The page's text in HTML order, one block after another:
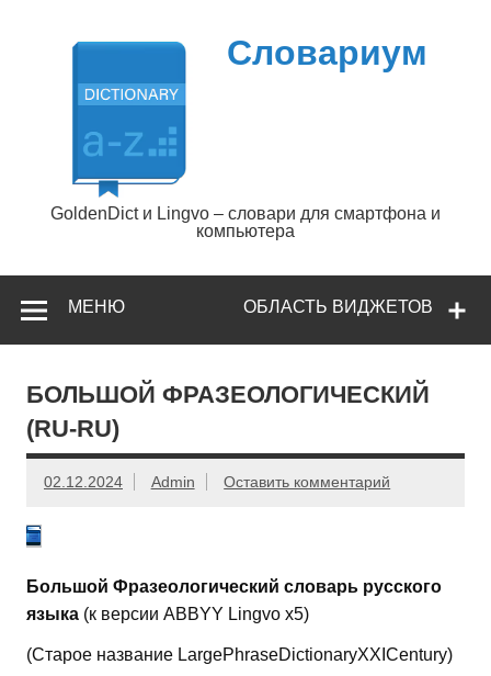
содержимому
Словариум
GoldenDict и Lingvo – словари для смартфона и
компьютера
ОБЛАСТЬ ВИДЖЕТОВ
МЕНЮ
БОЛЬШОЙ ФРАЗЕОЛОГИЧЕСКИЙ
(RU-RU)
02.12.2024 Admin Оставить комментарий
Большой Фразеологический словарь русского
языка (к версии ABBYY Lingvo x5)
(Старое название LargePhraseDictionaryXXICentury)